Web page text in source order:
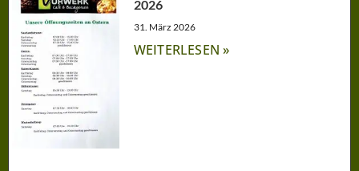
2026
31. März 2026
WEITERLESEN »